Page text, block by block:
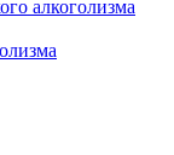
алкоголизма